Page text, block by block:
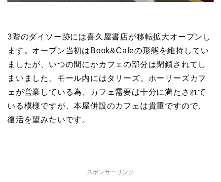
3階のダイソー跡には喜久屋書店が移転拡大オープンし
ます。オープン当初はBook&Cafeの形態を維持してい
ましたが、いつの間にかカフェの部分は閉鎖されてし
まいました。モール内にはタリーズ、ホーリーズカフ
ェが営業している為、カフェ需要は十分に満たされて
いる模様ですが、本屋併設のカフェは貴重ですので、
復活を望みたいです。
スポンサーリンク